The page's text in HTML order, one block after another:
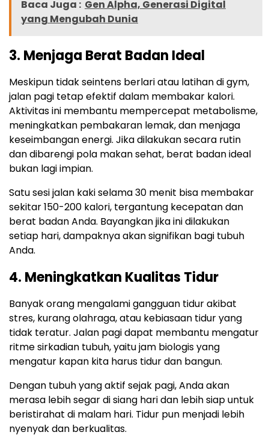
Baca Juga : Gen Alpha, Generasi Digital
yang Mengubah Dunia
3. Menjaga Berat Badan Ideal
Meskipun tidak seintens berlari atau latihan di gym,
jalan pagi tetap efektif dalam membakar kalori.
Aktivitas ini membantu mempercepat metabolisme,
meningkatkan pembakaran lemak, dan menjaga
keseimbangan energi. Jika dilakukan secara rutin
dan dibarengi pola makan sehat, berat badan ideal
bukan lagi impian.
Satu sesi jalan kaki selama 30 menit bisa membakar
sekitar 150-200 kalori, tergantung kecepatan dan
berat badan Anda. Bayangkan jika ini dilakukan
setiap hari, dampaknya akan signifikan bagi tubuh
Anda.
4. Meningkatkan Kualitas Tidur
Banyak orang mengalami gangguan tidur akibat
stres, kurang olahraga, atau kebiasaan tidur yang
tidak teratur. Jalan pagi dapat membantu mengatur
ritme sirkadian tubuh, yaitu jam biologis yang
mengatur kapan kita harus tidur dan bangun.
Dengan tubuh yang aktif sejak pagi, Anda akan
merasa lebih segar di siang hari dan lebih siap untuk
beristirahat di malam hari. Tidur pun menjadi lebih
nyenyak dan berkualitas.